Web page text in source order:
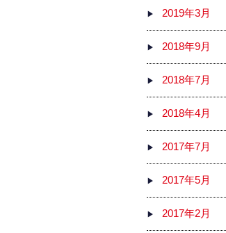
2019年3月
2018年9月
2018年7月
2018年4月
2017年7月
2017年5月
2017年2月